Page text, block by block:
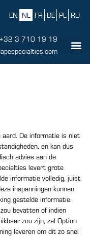
EN NL FR DE PL RU
+32 3 710 19 19
De informatie is niet
en kan dus
advies aan de
levert grote
informatie volledig, juist,
inspanningen kunnen
gestelde informatie.
bevatten of indien
zou zijn, zal Option
leveren om dit zo snel